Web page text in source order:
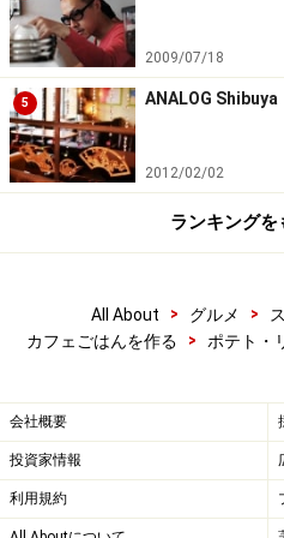
2009/07/18
5 ANALOG
2012/02/02
ランキングを
All About > グルメ >
カフェごはんを作る
> ポテト・
会社概要
投資家情報
利用規約